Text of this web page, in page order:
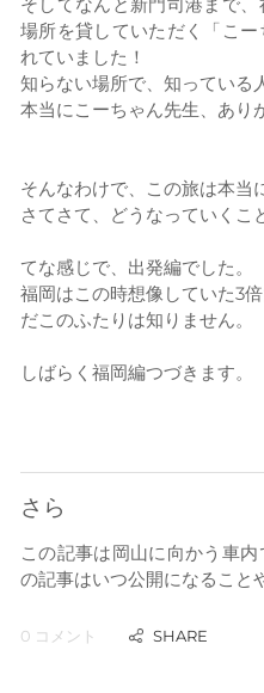
場所を貸していただく「こ
れていました！
知らない場所で、知っている
本当にこーちゃん先生、あり
そんなわけで、この旅は本当
さてさて、どうなっていくこ
てな感じで、出発編でした。
福岡はこの時想像していた3
だこのふたりは知りません。
しばらく福岡編つづきます。
さら
この記事は岡山に向かう車
の記事はいつ公開になること
0 コメント